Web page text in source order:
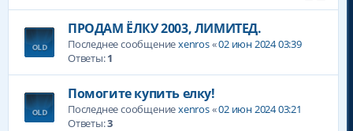
ПРОДАМ ЁЛКУ 2003, ЛИМИТЕД.
Последнее сообщениеxenros«02 июн 2024 03:39
Ответы:1
Помогите купить елку!
Последнее сообщениеxenros«02 июн 2024 03:21
Ответы:3